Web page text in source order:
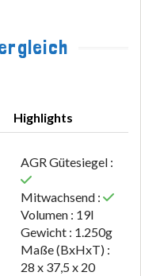
Highlights
AGR Gütesiegel :
Mitwachsend :
Volumen : 19l
Gewicht : 1.250g
Maße (BxHxT) :
28 x 37,5 x 20